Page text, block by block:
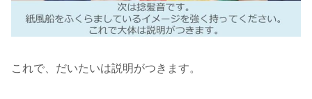
これで、だいたいは説明がつきます。